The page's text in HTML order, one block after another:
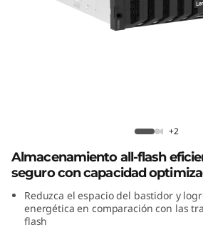
h
T
Matriz All-Flash +2
Almacenamiento all-flash
seguro con capacidad
Reduzca el espacio del bastidor y
energética en comparación con las
flash